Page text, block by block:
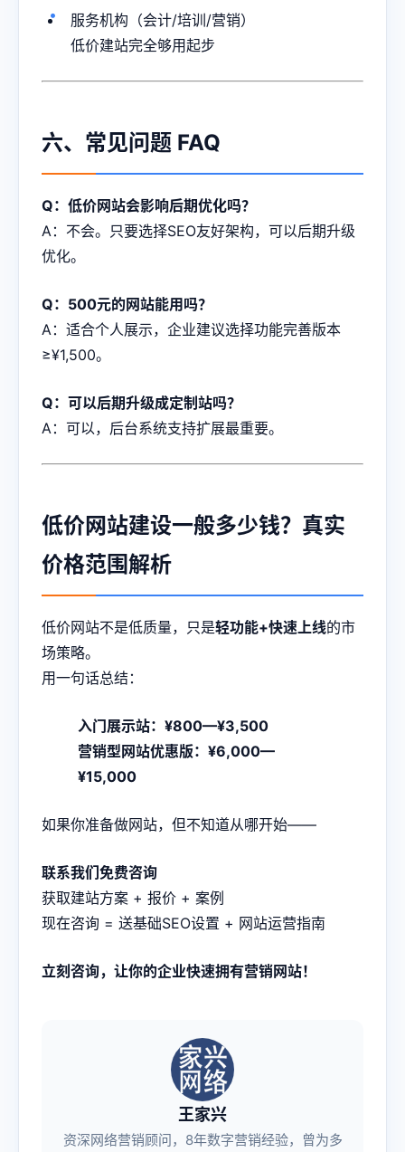
服务机构（会计/培训/营销）
低价建站完全够用起步
六、常见问题 FAQ
Q：低价网站会影响后期优化吗？
A：不会。只要选择SEO友好架构，可以后期升级
优化。
Q：500元的网站能用吗？
A：适合个人展示，企业建议选择功能完善版本
≥¥1,500。
Q：可以后期升级成定制站吗？
A：可以，后台系统支持扩展最重要。
低价网站建设一般多少钱？真实
价格范围解析
低价网站不是低质量，只是轻功能+快速上线的市
场策略。
用一句话总结：
入门展示站：¥800—¥3,500
营销型网站优惠版：¥6,000—
¥15,000
如果你准备做网站，但不知道从哪开始——
联系我们免费咨询
获取建站方案 + 报价 + 案例
现在咨询 = 送基础SEO设置 + 网站运营指南
立刻咨询，让你的企业快速拥有营销网站！
王家兴
资深网络营销顾问，8年数字营销经验，曾为多